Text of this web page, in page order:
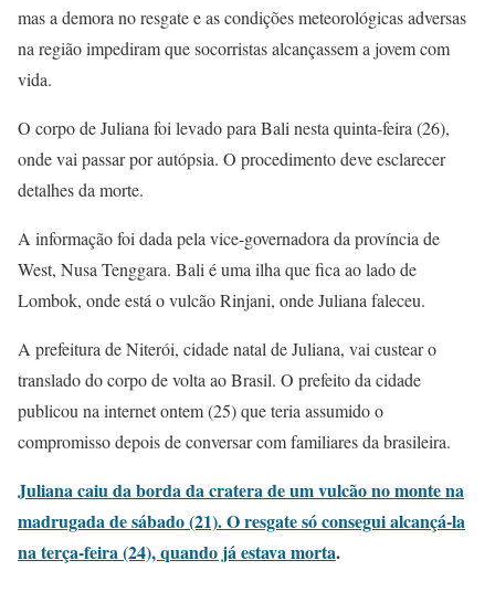
mas a demora no resgate e as condições meteorológicas adversas
na região impediram que socorristas alcançassem a jovem com
vida.
O corpo de Juliana foi levado para Bali nesta quinta-feira (26),
onde vai passar por autópsia. O procedimento deve esclarecer
detalhes da morte.
A informação foi dada pela vice-governadora da província de
West, Nusa Tenggara. Bali é uma ilha que fica ao lado de
Lombok, onde está o vulcão Rinjani, onde Juliana faleceu.
A prefeitura de Niterói, cidade natal de Juliana, vai custear o
translado do corpo de volta ao Brasil. O prefeito da cidade
publicou na internet ontem (25) que teria assumido o
compromisso depois de conversar com familiares da brasileira.
Juliana caiu da borda da cratera de um vulcão no monte na
madrugada de sábado (21). O resgate só consegui alcançá-la
na terça-feira (24), quando já estava morta.